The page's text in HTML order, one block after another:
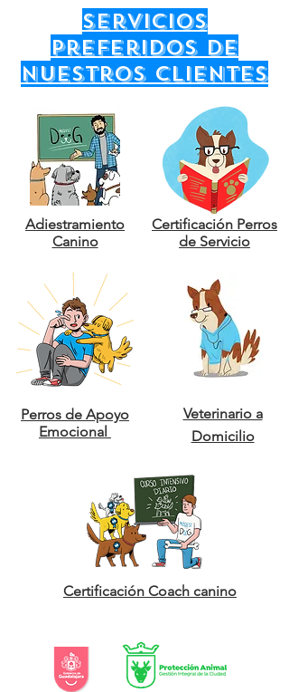
servicios
preferidos de
nuestros clientes
Adiestramiento
Canino
Perros de Apoyo
Emocional
Certificación Perros
de Servicio
Veterinario a
Domicilio
Certificación Coach canino